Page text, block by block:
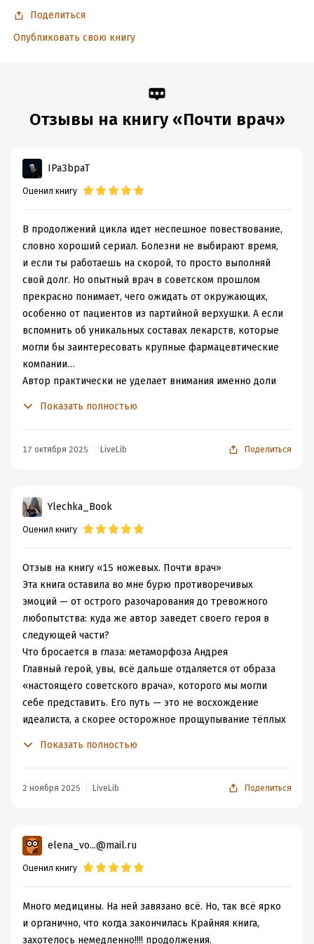
Поделиться
Опубликовать свою книгу
Отзывы на книгу «Почти врач»
IPa3bpaT
Оценил книгу
В продолжений цикла идет неспешное повествование,
словно хороший сериал. Болезни не выбирают время,
и если ты работаешь на скорой, то просто выполняй
свой долг. Но опытный врач в советском прошлом
прекрасно понимает, чего ожидать от окружающих,
особенно от пациентов из партийной верхушки. А если
вспомнить об уникальных составах лекарств, которые
могли бы заинтересовать крупные фармацевтические
компании…
Автор практически не уделает внимания именно доли
идею, а всю черновую работу за него делают другие.
выбрано ошибочно.
P.S. В этой части персонаж просто живёт в своё
удовольствие: ездит на курорты, соблазняет
Показать полностью
17 октября 2025 LiveLib Поделиться
Ylechka_Book
Оценил книгу
Отзыв на книгу «15 ножевых. Почти врач»
Эта книга оставила во мне бурю противоречивых
эмоций — от острого разочарования до тревожного
любопытства: куда же автор заведет своего героя в
следующей части?
Что бросается в глаза: метаморфоза Андрея
Главный герой, увы, всё дальше отдаляется от образа
«настоящего советского врача», которого мы могли
себе представить. Его путь — это не восхождение
идеалиста, а скорее осторожное прощупывание тёплых
элиту, выглядит не как профессиональное достижение,
профессии — и это больно. Ведь мы ждали от
попаданца не приспособленчества, а попытки изменить
систему изнутри.
Автор безжалостно показывает, чем приходится
платить за «тёплое место»:
* Иные пациенты. Да, здесь не грязные подворотни, а
Показать полностью
2 ноября 2025 LiveLib Поделиться
elena_vo...@mail.ru
Оценил книгу
Много медицины. На ней завязано всё. Но, так всё ярко
и органично, что когда закончилась Крайняя книга,
захотелось немедленно!!!! продолжения.